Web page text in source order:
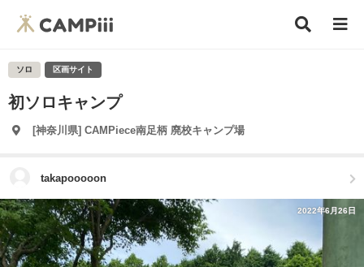
ソロ 区画サイト
初ソロキャンプ
[神奈川県] CAMPiece南足柄 廃校キャンプ場
takapooooon
2022年6月26日